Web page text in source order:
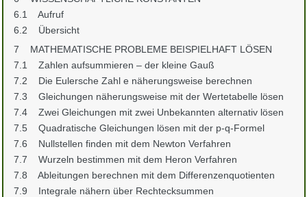
6.1 Aufruf
6.2 Übersicht
7 MATHEMATISCHE PROBLEME BEISPIELHAFT LÖSEN
7.1 Zahlen aufsummieren – der kleine Gauß
7.2 Die Eulersche Zahl e näherungsweise berechnen
7.3 Gleichungen näherungsweise mit der Wertetabelle lösen
7.4 Zwei Gleichungen mit zwei Unbekannten alternativ lösen
7.5 Quadratische Gleichungen lösen mit der p-q-Formel
7.6 Nullstellen finden mit dem Newton Verfahren
7.7 Wurzeln bestimmen mit dem Heron Verfahren
7.8 Ableitungen berechnen mit dem Differenzenquotienten
7.9 Integrale nähern über Rechtecksummen